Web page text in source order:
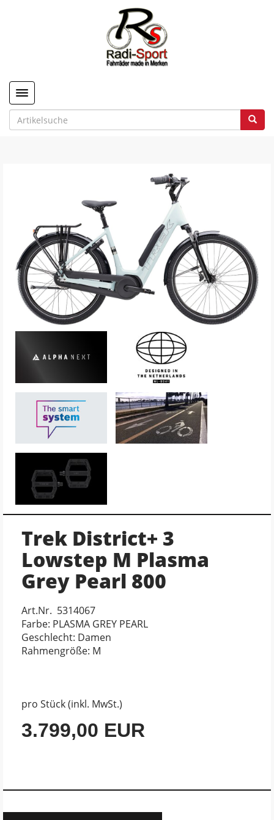
Toggle navigation
Trek District+ 3
Lowstep M Plasma
Grey Pearl 800
Art.Nr. 5314067
Farbe: PLASMA GREY PEARL
Geschlecht: Damen
Rahmengröße: M
pro Stück (inkl. MwSt.)
3.799,00 EUR